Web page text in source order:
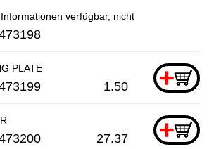
verfügbar, nicht bestellbar
PLATE +
1.50
+
27.37